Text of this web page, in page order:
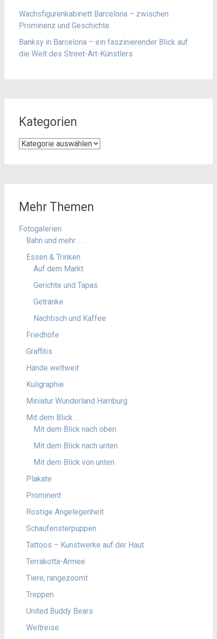
Wachsfigurenkabinett Barcelona – zwischen
Prominenz und Geschichte
Banksy in Barcelona – ein faszinierender Blick auf
die Welt des Street-Art-Künstlers
Kategorien
Kategorien
Mehr Themen
Fotogalerien
Bahn und mehr . . .
Essen & Trinken
Auf dem Markt
Gerichte und Tapas
Getränke
Nachtisch und Kaffee
Friedhöfe
Graffitis
Hände weltweit
Kuligraphie
Miniatur Wunderland Hamburg
Mit dem Blick . . .
Mit dem Blick nach oben
Mit dem Blick nach unten
Mit dem Blick von unten
Plakate
Prominent
Rostige Angelegenheit
Schaufensterpuppen
Tattoos – Kunstwerke auf der Haut
Terrakotta-Armee
Tiere, rangezoomt
Treppen
United Buddy Bears
Weltreise